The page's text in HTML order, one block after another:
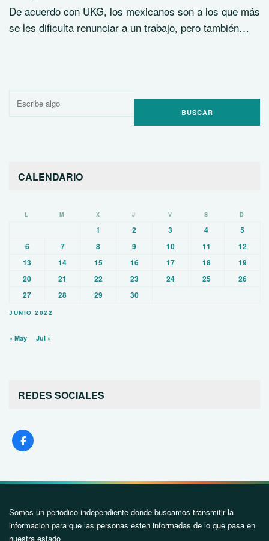
De acuerdo con UKG, los mexicanos son a los que más
se les dificulta renunciar a un trabajo, pero también…
Buscar
CALENDARIO
JUNIO 2022
L M X J V S D
1 2 3 4
5
6
7 8 9 10 11
12
13
14 15 16 17 18
19
20
21 22 23 24 25
26
27
28 29 30
« May Jul »
REDES SOCIALES
Somos un periodico independiente donde buscamos transmitir la
informacion para que las personas esten informadas de lo que pasa en
nuestra estado